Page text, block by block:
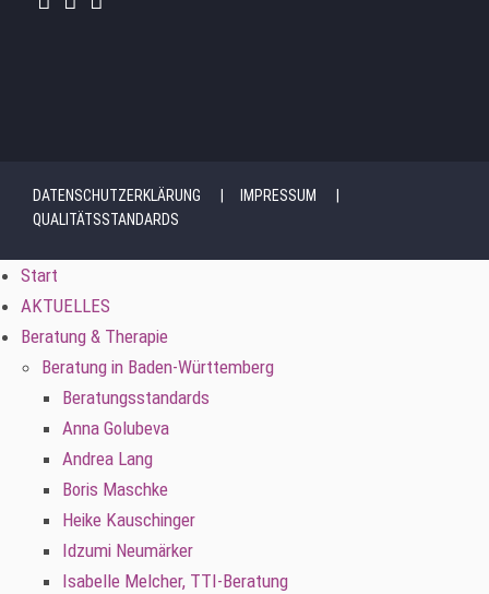
DATENSCHUTZERKLÄRUNG
IMPRESSUM
QUALITÄTSSTANDARDS
Start
AKTUELLES
Beratung & Therapie
Beratung in Baden-Württemberg
Beratungsstandards
Anna Golubeva
Andrea Lang
Boris Maschke
Heike Kauschinger
Idzumi Neumärker
Isabelle Melcher, TTI-Beratung